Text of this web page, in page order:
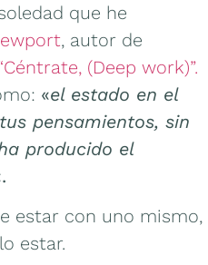
que he
, autor de
(Deep work)”.
«el estado en el
pensamientos, sin
producido el
estar con uno mismo,
estar.